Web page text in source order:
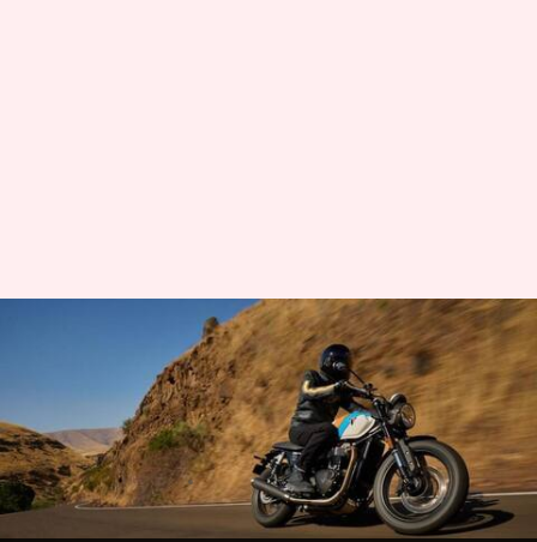
2025 Triumph Speed Twin
900: భారతదేశంలో లాంచ్ అయ్యిన
2025 ట్రయంఫ్ స్పీడ్ ట్విన్ 900..
ధర ఎంతో తెలుసా?
వ్రాసిన వారు Sirish Praharaju Dec 24, 2024 03:39 pm